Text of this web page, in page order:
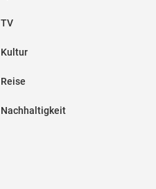
TV
Kultur
Reise
Nachhaltigkeit